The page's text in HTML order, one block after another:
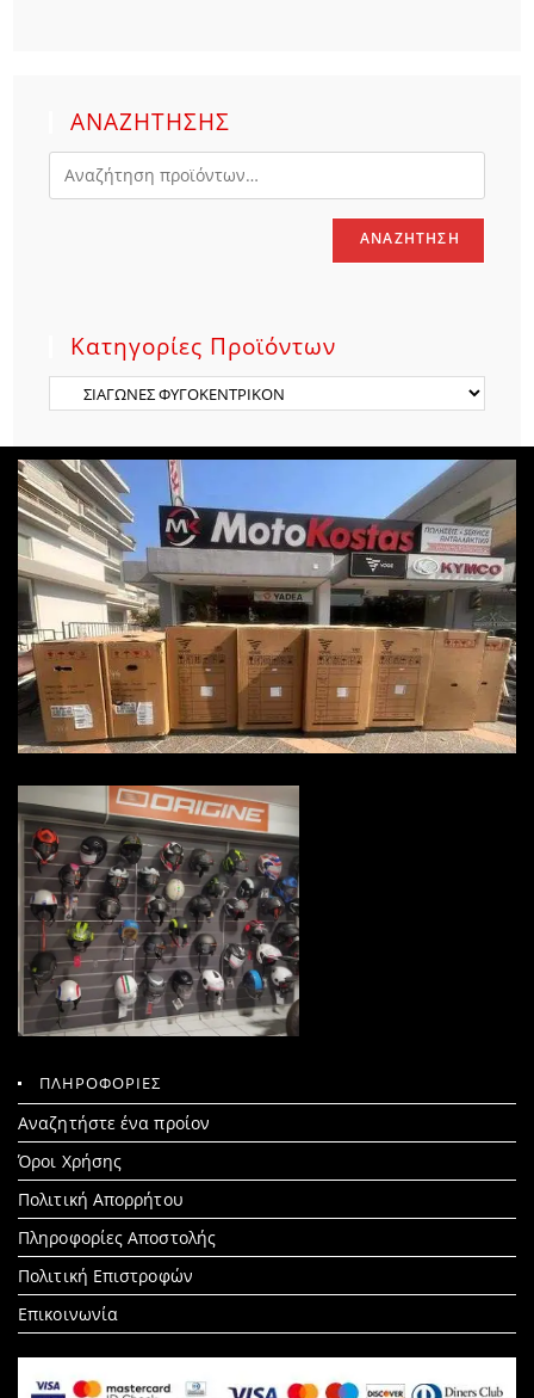
ΑΝΑΖΗΤΗΣΗΣ
ΑΝΑΖΉΤΗΣΗ
Κατηγορίες Προϊόντων
ΠΛΗΡΟΦΟΡΙΕΣ
Αναζητήστε ένα προίον
Search
for:
Όροι Χρήσης
Πολιτική Απορρήτου
Πληροφορίες Αποστολής
Πολιτική Επιστροφών
Επικοινωνία